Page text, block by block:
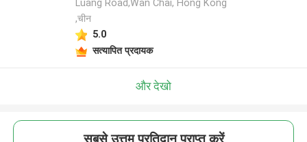
Luang Road,Wan Chai, Hong Kong
,चीन
5.0
सत्यापित प्रदायक
और देखो